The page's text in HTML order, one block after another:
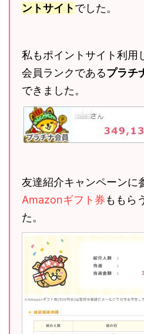
ントサイトでした。
私もポイントサイト利用
会員ランクであるプラチ
できました。
友達紹介キャンペーンに
Amazonギフト券ももら
た。